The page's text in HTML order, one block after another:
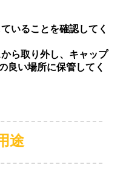
いることを確認してく
ら取り外し、キャップ
良い場所に保管してく
途